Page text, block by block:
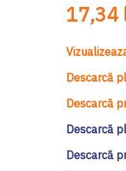
17,34
Descarcă
Descarcă
Descarcă
Descarcă